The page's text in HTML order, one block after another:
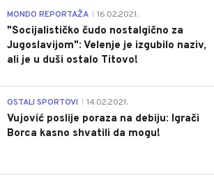
MONDO REPORTAŽA 16.02.2021.
"Socijalističko čudo nostalgično za
Jugoslavijom": Velenje je izgubilo naziv,
ali je u duši ostalo Titovo!
OSTALI SPORTOVI 14.02.2021.
Vujović poslije poraza na debiju: Igrači
Borca kasno shvatili da mogu!